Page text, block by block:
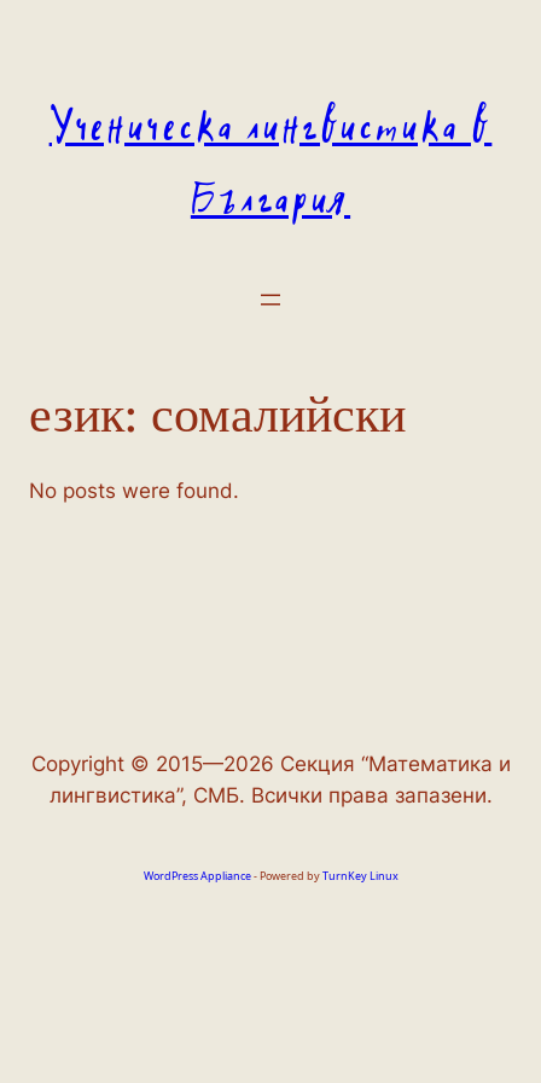
Ученическа лингвистика в
България
език: сомалийски
No posts were found.
Copyright © 2015—2026 Секция “Математика и
лингвистика”, СМБ. Всички права запазени.
WordPress Appliance- Powered byTurnKey Linux